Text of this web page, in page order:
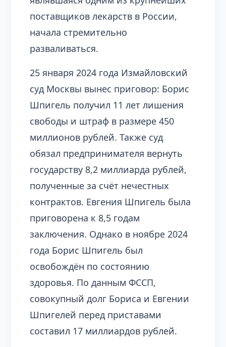
поставщиков лекарств в России,
начала стремительно
разваливаться.
25 января 2024 года Измайловский
суд Москвы вынес приговор: Борис
Шпигель получил 11 лет лишения
свободы и штраф в размере 450
миллионов рублей. Также суд
обязал предпринимателя вернуть
государству 8,2 миллиарда рублей,
полученные за счёт нечестных
контрактов. Евгения Шпигель была
приговорена к 8,5 годам
заключения. Однако в ноябре 2024
года Борис Шпигель был
освобождён по состоянию
здоровья. По данным ФССП,
совокупный долг Бориса и Евгении
Шпигелей перед приставами
составил 17 миллиардов рублей.